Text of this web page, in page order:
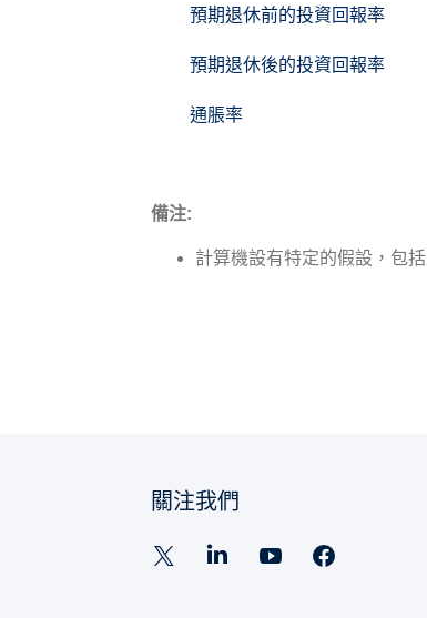
預期退休前的投資回報率
預期退休後的投資回報率
通脹率
備注:
計算機設有特定的假設，包
關注我們